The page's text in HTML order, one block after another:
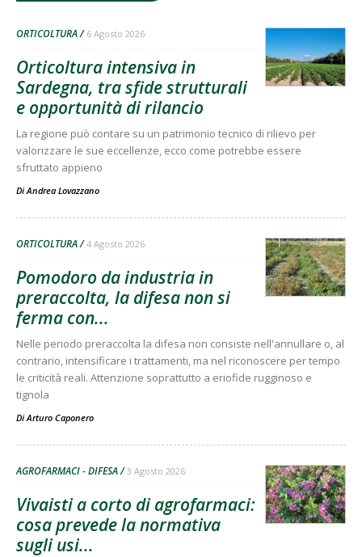
ORTICOLTURA 6 Agosto 2026
Orticoltura intensiva in
Sardegna, tra sfide strutturali
e opportunità di rilancio
La regione può contare su un patrimonio tecnico di rilievo per
valorizzare le sue eccellenze, ecco come potrebbe essere
sfruttato appieno
Di Andrea Lovazzano
ORTICOLTURA 4 Agosto 2026
Pomodoro da industria in
preraccolta, la difesa non si
ferma con...
Nelle periodo preraccolta la difesa non consiste nell'annullare o, al
contrario, intensificare i trattamenti, ma nel riconoscere per tempo
le criticità reali. Attenzione soprattutto a eriofide rugginoso e
tignola
Di Arturo Caponero
AGROFARMACI - DIFESA 3 Agosto 2026
Vivaisti a corto di agrofarmaci:
cosa prevede la normativa
sugli usi...